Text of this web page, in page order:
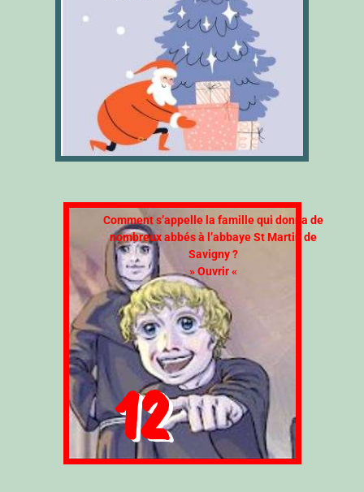
Comment s’appelle la famille qui donna de
nombreux abbés à l’abbaye St Martin de
Savigny ?
» Ouvrir «
12